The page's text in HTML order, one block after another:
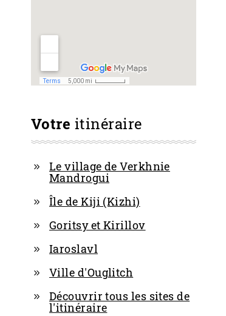
Votre itinéraire
Le village de Verkhnie
Mandrogui
Île de Kiji (Kizhi)
Goritsy et Kirillov
Iaroslavl
Ville d'Ouglitch
Découvrir tous les sites de
l'itinéraire